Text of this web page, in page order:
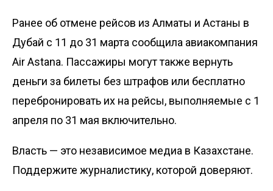
Ранее об отмене рейсов из Алматы и Астаны в
Дубай с 11 до 31 марта сообщила авиакомпания
Air Astana. Пассажиры могут также вернуть
деньги за билеты без штрафов или бесплатно
перебронировать их на рейсы, выполняемые с 1
апреля по 31 мая включительно.
Власть — это независимое медиа в Казахстане.
Поддержите журналистику, которой доверяют.